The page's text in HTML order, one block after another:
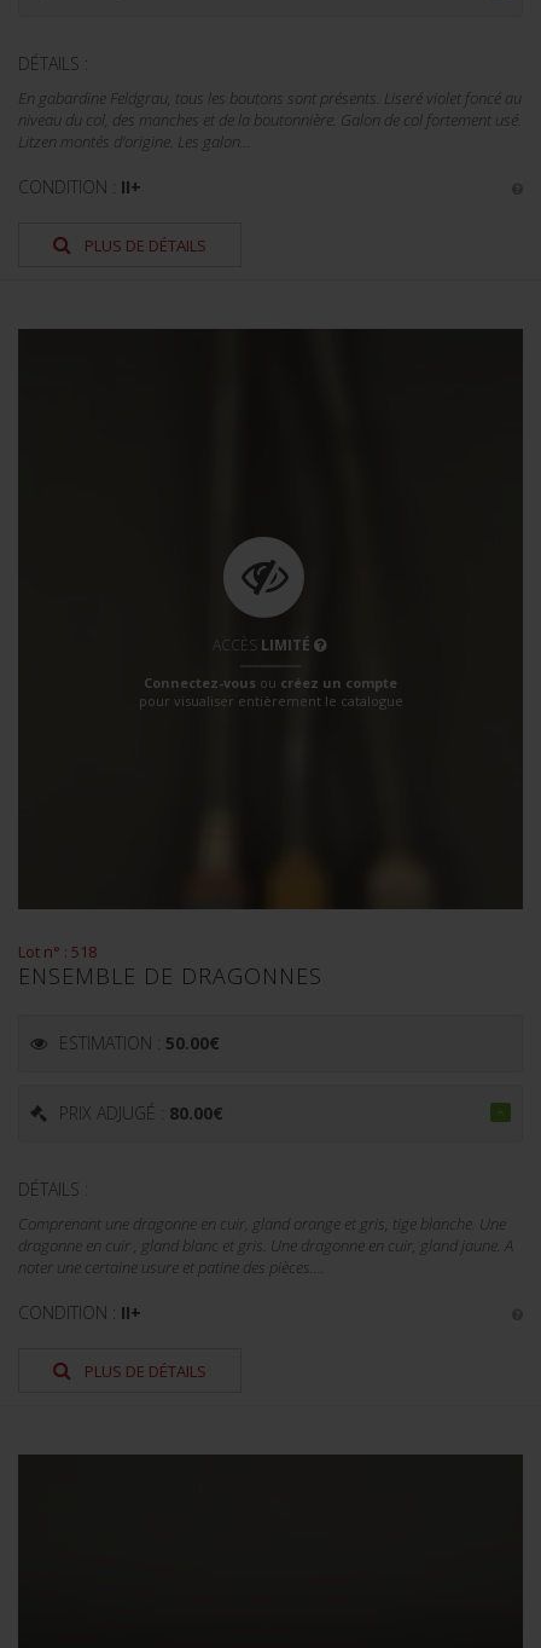
DÉTAILS :
En gabardine Feldgrau, tous les boutons sont présents. Liseré violet foncé au
niveau du col, des manches et de la boutonnière. Galon de col fortement usé.
Litzen montés d'origine. Les galon...
CONDITION : II+
PLUS DE DÉTAILS
ACCÈS LIMITÉ
Connectez-vous ou créez un compte
pour visualiser entièrement le catalogue
Lot n° : 518
ENSEMBLE DE DRAGONNES
ESTIMATION : 50.00€
PRIX ADJUGÉ : 80.00€
DÉTAILS :
Comprenant une dragonne en cuir, gland orange et gris, tige blanche. Une
dragonne en cuir , gland blanc et gris. Une dragonne en cuir, gland jaune. A
noter une certaine usure et patine des pièces....
CONDITION : II+
PLUS DE DÉTAILS